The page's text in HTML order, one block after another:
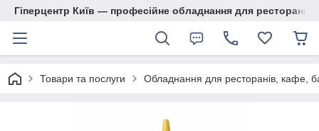
Гіперцентр Київ — професійне обладнання для ресторанів,
Товари та послуги Обладнання для ресторанів, кафе,